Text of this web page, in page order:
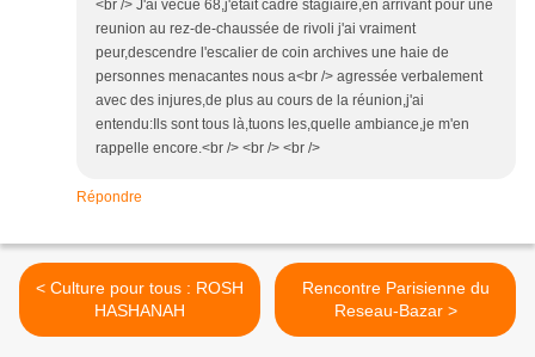
<br /> J'ai vécue 68,j'était cadre stagiaire,en arrivant pour une
reunion au rez-de-chaussée de rivoli j'ai vraiment
peur,descendre l'escalier de coin archives une haie de
personnes menacantes nous a<br /> agressée verbalement
avec des injures,de plus au cours de la réunion,j'ai
entendu:Ils sont tous là,tuons les,quelle ambiance,je m'en
rappelle encore.<br /> <br /> <br />
Répondre
< Culture pour tous : ROSH
HASHANAH
Rencontre Parisienne du
Reseau-Bazar >